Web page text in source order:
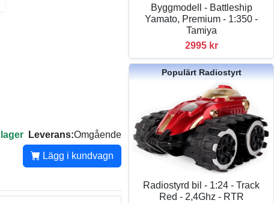
I lager Leverans:Omgående
Lägg i kundvagn
Byggmodell - Battleship
Yamato, Premium - 1:350 -
Tamiya
2995 kr
Populärt Radiostyrt
Radiostyrd bil - 1:24 - Track
Red - 2,4Ghz - RTR